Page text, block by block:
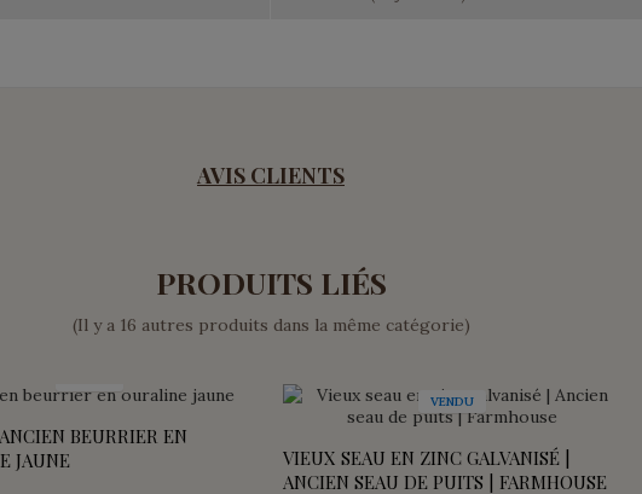
AVIS CLIENTS
PRODUITS LIÉS
(Il y a 16 autres produits dans la même catégorie)
BEURRIER EN
JAUNE
VENDU
VIEUX SEAU EN ZINC GALVANISÉ |
ANCIEN SEAU DE PUITS | FARMHOUSE